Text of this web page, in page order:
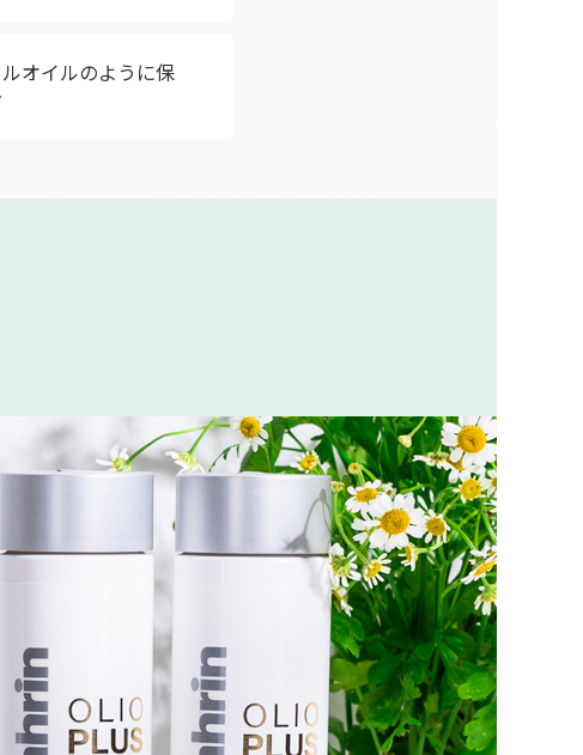
オイルのように保